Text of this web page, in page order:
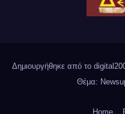
Δημιουργήθηκε από το
Θέμα:
Home